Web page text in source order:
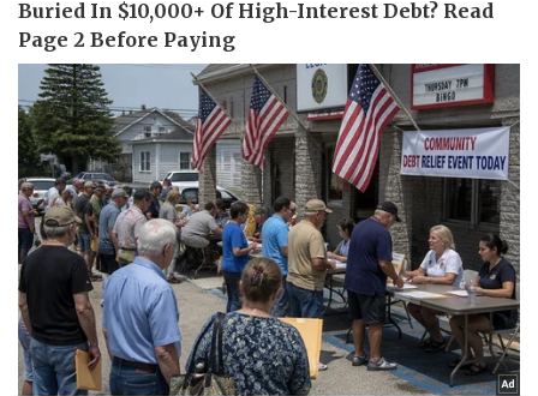
Pháp luật
Vụ án
Quân sự - Quốc phòng
Vũ khí